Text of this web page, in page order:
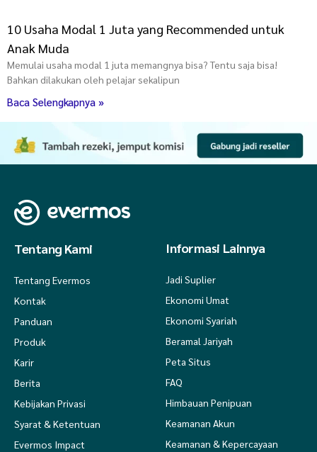
10 Usaha Modal 1 Juta yang Recommended untuk
Anak Muda
Memulai usaha modal 1 juta memangnya bisa? Tentu saja bisa!
Bahkan dilakukan oleh pelajar sekalipun
Baca Selengkapnya »
Tentang Kami
Tentang Evermos
Kontak
Panduan
Produk
Karir
Berita
Kebijakan Privasi
Syarat & Ketentuan
Evermos Impact
Informasi Lainnya
Jadi Suplier
Ekonomi Umat
Ekonomi Syariah
Beramal Jariyah
Peta Situs
FAQ
Himbauan Penipuan
Keamanan Akun
Keamanan & Kepercayaan